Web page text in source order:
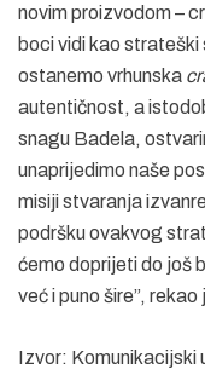
novim proizvodom –
boci vidi kao strateški
ostanemo vrhunska
autentičnost, a
snagu Badela,
unaprijedimo naše
misiji stvaranja
podršku ovakvog
ćemo doprijeti do još
već i puno šire”, rekao
Izvor: Komunikacijski